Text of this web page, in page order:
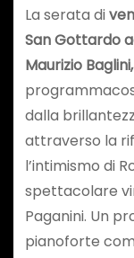
La serata di
San Gottardo
Maurizio Baglini,
dalla
attraverso la
l’intimismo di
spettacolare
Paganini. Un
pianoforte